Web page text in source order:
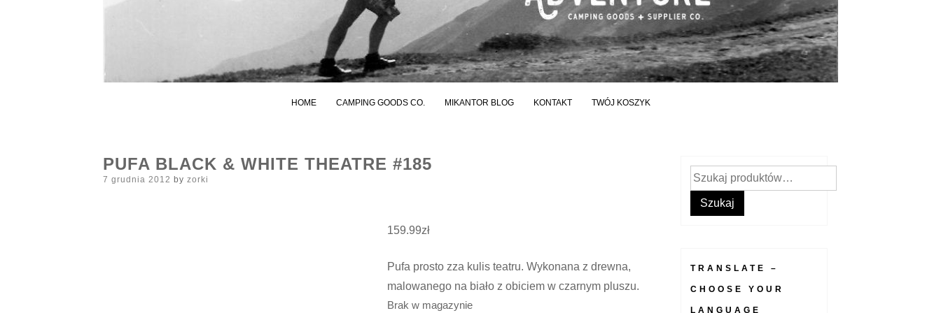
HOME CAMPING GOODS CO. MIKANTOR BLOG KONTAKT TWÓJ KOSZYK
PUFA BLACK & WHITE THEATRE #185
Posted
7 grudnia 2012 by zorki
159.99zł
Pufa prosto zza kulis teatru. Wykonana z drewna,
malowanego na biało z obiciem w czarnym pluszu.
Brak w magazynie
Szukaj:
Szukaj
TRANSLATE –
CHOOSE YOUR
LANGUAGE